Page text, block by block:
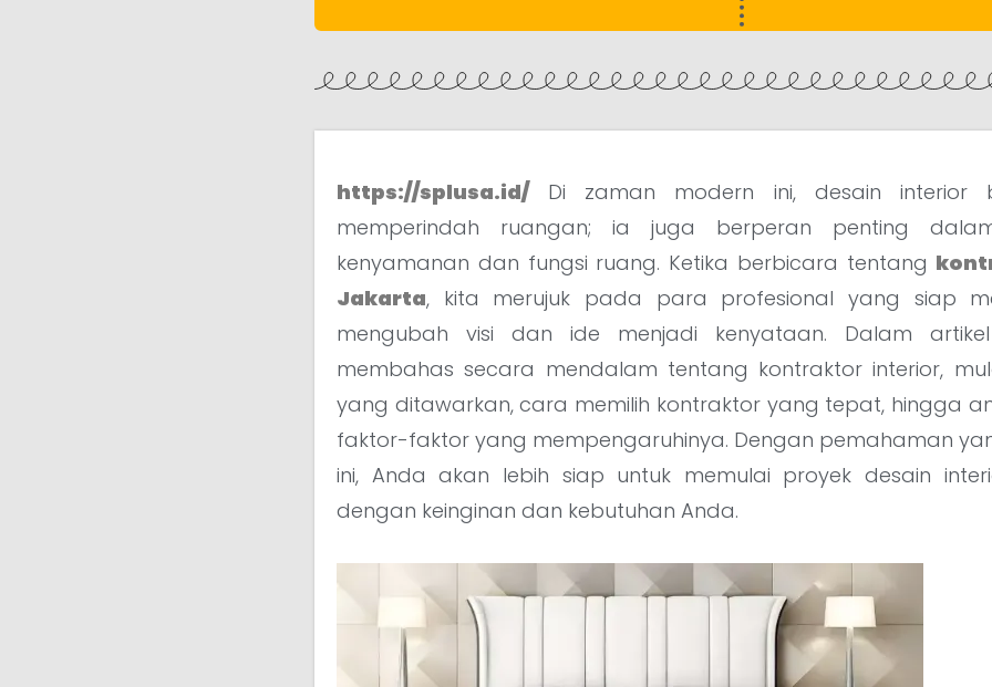
https://splusa.id/Di zaman modern ini, desain interior
memperindah ruangan; ia juga berperan penting
kenyamanan dan fungsi ruang. Ketika berbicara tentang
Jakarta, kita merujuk pada para profesional yang siap
mengubah visi dan ide menjadi kenyataan. Dalam
membahas secara mendalam tentang kontraktor interior,
yang ditawarkan, cara memilih kontraktor yang tepat, hingga
faktor-faktor yang mempengaruhinya. Dengan pemahaman
ini, Anda akan lebih siap untuk memulai proyek desain
dengan keinginan dan kebutuhan Anda.